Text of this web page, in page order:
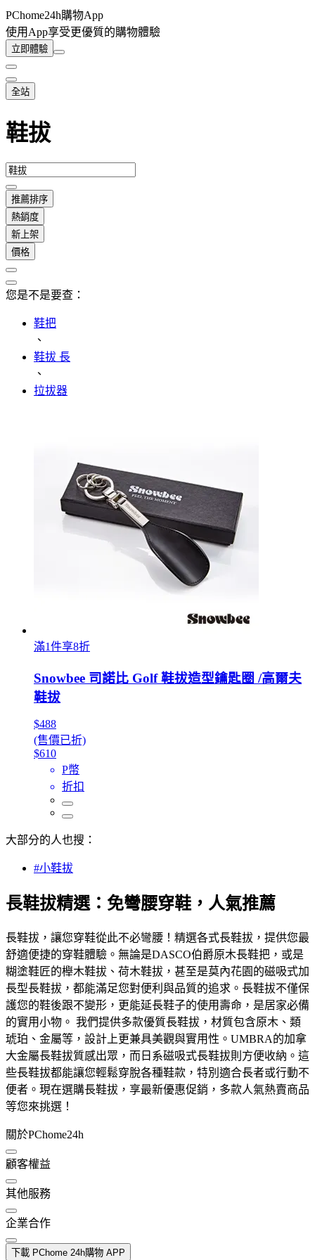
PChome24h購物App
使用App享受更優質的購物體驗
立即體驗
全站
鞋拔
推薦排序
熱銷度
新上架
價格
您是不是要查：
鞋把
、
鞋拔 長
、
拉拔器
滿1件享8折
Snowbee 司諾比 Golf 鞋拔造型鑰匙圈 /高爾夫
鞋拔
$488
(售價已折)
$610
P幣
折扣
大部分的人也搜：
#小鞋拔
長鞋拔精選：免彎腰穿鞋，人氣推薦
長鞋拔，讓您穿鞋從此不必彎腰！精選各式長鞋拔，提供您最
舒適便捷的穿鞋體驗。無論是DASCO伯爵原木長鞋把，或是
糊塗鞋匠的櫸木鞋拔、荷木鞋拔，甚至是莫內花園的磁吸式加
長型長鞋拔，都能滿足您對便利與品質的追求。長鞋拔不僅保
護您的鞋後跟不變形，更能延長鞋子的使用壽命，是居家必備
的實用小物。 我們提供多款優質長鞋拔，材質包含原木、類
琥珀、金屬等，設計上更兼具美觀與實用性。UMBRA的加拿
大金屬長鞋拔質感出眾，而日系磁吸式長鞋拔則方便收納。這
些長鞋拔都能讓您輕鬆穿脫各種鞋款，特別適合長者或行動不
便者。現在選購長鞋拔，享最新優惠促銷，多款人氣熱賣商品
等您來挑選！
關於PChome24h
顧客權益
其他服務
企業合作
下載 PChome 24h購物 APP